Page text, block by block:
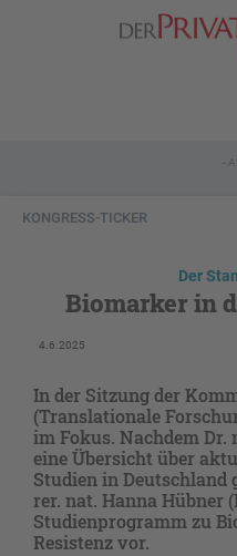
-
KONGRESS-TICKER
Der
Biomarker in
4.6.2025
In der Sitzung der
(Translationale
im Fokus. Nachdem
eine Übersicht über
Studien in Deutschland
rer. nat. Hanna Hübner
Studienprogramm zu
Resistenz vor.